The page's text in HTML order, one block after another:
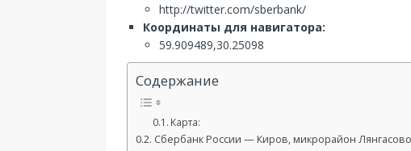
http://twitter.com/sberbank/
Координаты для навигатора:
59.909489,30.25098
Содержание
Карта:
Сбербанк России — Киров, микрорайон